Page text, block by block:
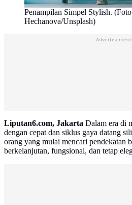
Penampilan Simpel Stylish.
Hechanova/Unsplash)
Advertisement
Liputan6.com, Jakarta Dalam era di
dengan cepat dan siklus gaya datang
orang yang mulai mencari pendekatan
berkelanjutan, fungsional, dan tetap